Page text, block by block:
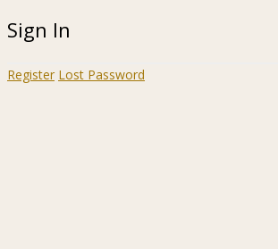
Sign In
Register Lost Password